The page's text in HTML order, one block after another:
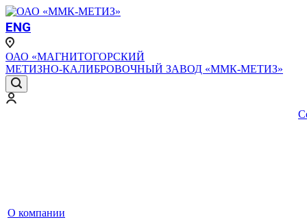
ENG
ОАО «МАГНИТОГОРСКИЙ
МЕТИЗНО-КАЛИБРОВОЧНЫЙ ЗАВОД «ММК-МЕТИЗ»
О компании